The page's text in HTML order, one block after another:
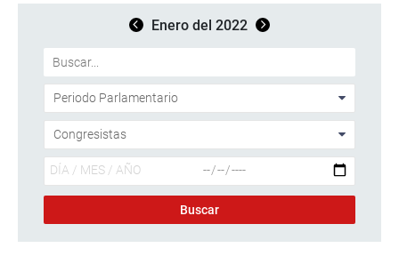
Enero del 2022